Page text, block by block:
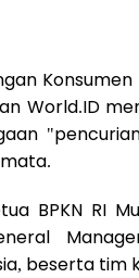
Konsumen
World.ID
BPKN RI
beserta tim